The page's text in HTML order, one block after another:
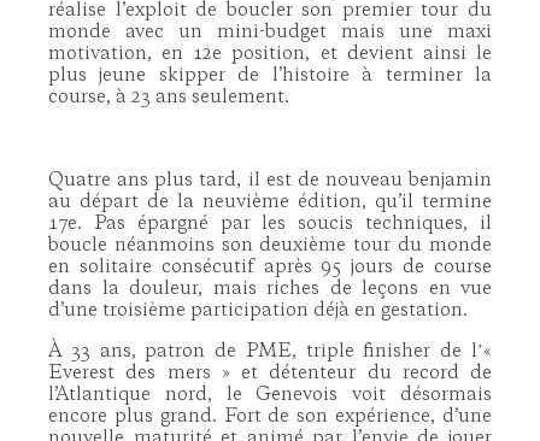
réalise l’exploit de boucler son premier tour du
monde avec un mini-budget mais une maxi
motivation, en 12e position, et devient ainsi le
plus jeune skipper de l’histoire à terminer la
course, à 23 ans seulement.
Quatre ans plus tard, il est de nouveau benjamin
au départ de la neuvième édition, qu’il termine
17e. Pas épargné par les soucis techniques, il
boucle néanmoins son deuxième tour du monde
en solitaire consécutif après 95 jours de course
dans la douleur, mais riches de leçons en vue
d’une troisième participation déjà en gestation.
À 33 ans, patron de PME, triple finisher de lʼ«
Everest des mers » et détenteur du record de
l’Atlantique nord, le Genevois voit désormais
encore plus grand. Fort de son expérience, d’une